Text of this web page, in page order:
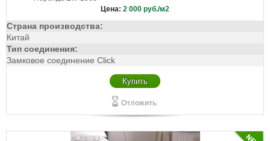
Цена: 2 000 руб./м2
Страна производства:
Китай
Тип соединения:
Замковое соединение Click
Купить
Отложить